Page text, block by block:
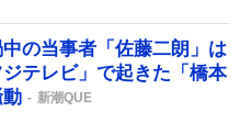
中の当事者「佐藤二朗」は
テレビ」で起きた「橋本
新潮QUE